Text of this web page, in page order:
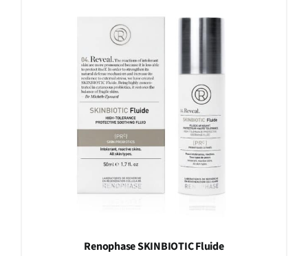
Renophase SKINBIOTIC Fluide